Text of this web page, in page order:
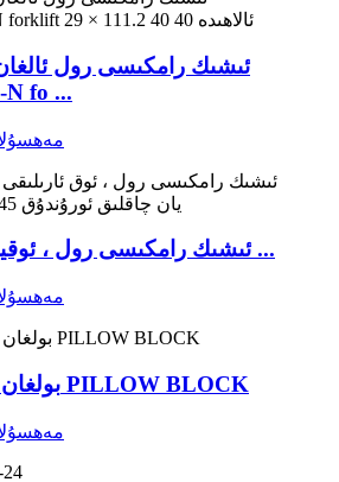
N fo ...
Forklift ئىشىك رامكىسى رول ، ئوقيا ...
UCP209 بولغان PILLOW BLOCK